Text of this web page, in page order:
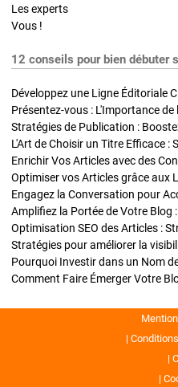
Les experts
Vous !
12 conseils pour bien débuter
Développez une Ligne Éditoriale
Présentez-vous : L'Importance
L'Art de Choisir un Titre Efficace :
Optimiser vos Articles grâce aux
Engagez la Conversation pour
Amplifiez la Portée de Votre Blog